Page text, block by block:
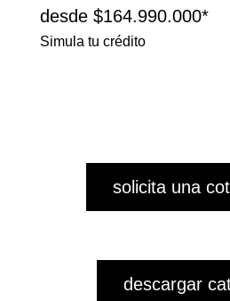
desde $164.990.000*
Simula tu crédito
solicita una
descargar